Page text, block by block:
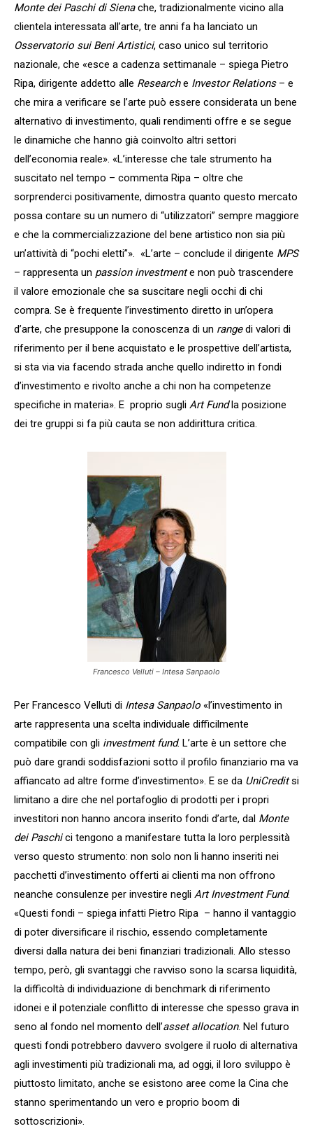
Monte dei Paschi di Sienache, tradizionalmente vicino alla
clientela interessata all’arte, tre anni fa ha lanciato un
Osservatorio sui Beni Artistici, caso unico sul territorio
nazionale, che «esce a cadenza settimanale – spiega Pietro
Ripa, dirigente addetto alle Researche Investor Relations– e
che mira a verificare se l’arte può essere considerata un bene
alternativo di investimento, quali rendimenti offre e se segue
le dinamiche che hanno già coinvolto altri settori
dell’economia reale». «L’interesse che tale strumento ha
suscitato nel tempo – commenta Ripa – oltre che
sorprenderci positivamente, dimostra quanto questo mercato
possa contare su un numero di “utilizzatori” sempre maggiore
e che la commercializzazione del bene artistico non sia più
un’attività di “pochi eletti”». «L’arte – conclude il dirigente MPS
– rappresenta un passion investmente non può trascendere
il valore emozionale che sa suscitare negli occhi di chi
compra. Se è frequente l’investimento diretto in un’opera
d’arte, che presuppone la conoscenza di un rangedi valori di
riferimento per il bene acquistato e le prospettive dell’artista,
si sta via via facendo strada anche quello indiretto in fondi
d’investimento e rivolto anche a chi non ha competenze
specifiche in materia». E proprio sugli Art Fundla posizione
dei tre gruppi si fa più cauta se non addirittura critica.
Francesco Velluti – Intesa Sanpaolo
Per Francesco Velluti di Intesa Sanpaolo «l’investimento in
arte rappresenta una scelta individuale difficilmente
compatibile con gli investment fund. L’arte è un settore che
può dare grandi soddisfazioni sotto il profilo finanziario ma va
affiancato ad altre forme d’investimento». E se da UniCreditsi
limitano a dire che nel portafoglio di prodotti per i propri
investitori non hanno ancora inserito fondi d’arte, dal Monte
dei Paschici tengono a manifestare tutta la loro perplessità
verso questo strumento: non solo non li hanno inseriti nei
pacchetti d’investimento offerti ai clienti ma non offrono
neanche consulenze per investire negli Art Investment Fund.
«Questi fondi – spiega infatti Pietro Ripa – hanno il vantaggio
di poter diversificare il rischio, essendo completamente
diversi dalla natura dei beni finanziari tradizionali. Allo stesso
tempo, però, gli svantaggi che ravviso sono la scarsa liquidità,
la difficoltà di individuazione di benchmark di riferimento
idonei e il potenziale conflitto di interesse che spesso grava in
seno al fondo nel momento dell’asset allocation. Nel futuro
questi fondi potrebbero davvero svolgere il ruolo di alternativa
agli investimenti più tradizionali ma, ad oggi, il loro sviluppo è
piuttosto limitato, anche se esistono aree come la Cina che
stanno sperimentando un vero e proprio boom di
sottoscrizioni».